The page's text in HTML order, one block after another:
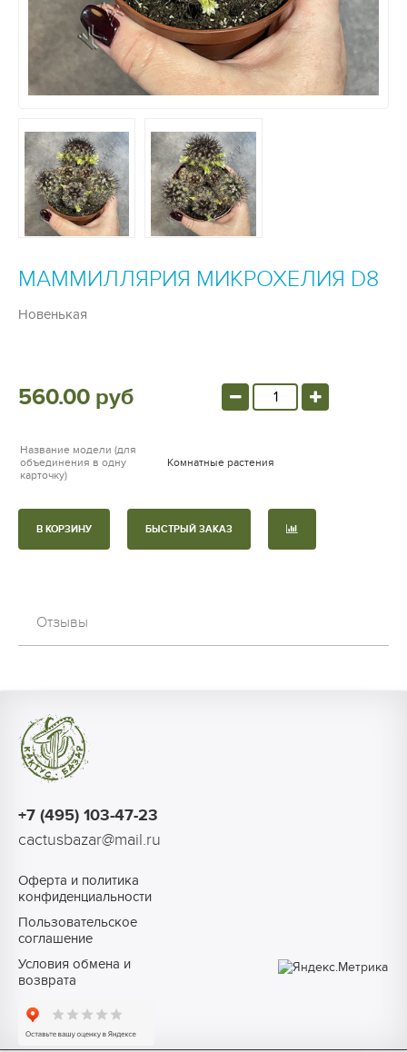
МАММИЛЛЯРИЯ МИКРОХЕЛИЯ D8
Новенькая
560.00 руб
Название модели (для
объединения в одну
карточку)
Комнатные растения
В КОРЗИНУ БЫСТРЫЙ ЗАКАЗ
Отзывы
+7 (495) 103-47-23
cactusbazar@mail.ru
Оферта и политика
конфиденциальности
Пользовательское
соглашение
Условия обмена и
возврата